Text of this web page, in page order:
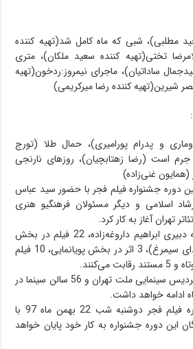
مطلبی)، شبی که ماه کامل شد(تهیه کننده
تختی(تهیه کننده سعید ملکان)، متری
ساداتیان)، ماجرای نیمروز:ردخون(تهیه
شیرین(تهیه کننده رضا میرکریمی)
و پدرام پورامیری)، حمال طلا (تورج
است (رضا زهتابچیان)، روزهای نارنجی
غنی‌زاده)
دوره جشنواره فیلم فجر با حضور سید عباس
اسلامی و دیگر مسئولان فرهنگیو هنری
در این دوره از جشنواره به دبیری ابراهیم داروغه‌زاده‌، 22 فیلم در بخش
مسابقه سینمای ایران (سودای سیمرغ)، 3 اثر در بخش پویانمایی، 10 فیلم
نمایش عمومی فیلم‌ها در پردیس سینمایی ملت تهران و 56 سالن سینما در
سی‌وهفتمین دوره جشنواره فیلم فجر دوشنبه شب 22 بهمن ماه 97 با
این دوره جشنواره به کار خود پایان خواهد